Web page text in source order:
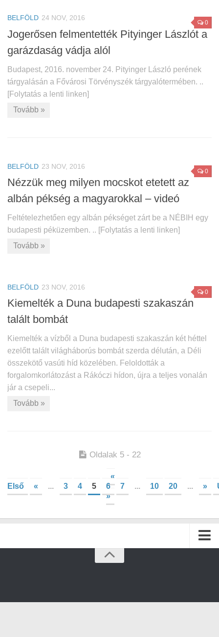
0
BELFÖLD 24 NOV, 2016
Jogerősen felmentették Pityinger Lászlót a
garázdaság vádja alól
Budapest, 2016. november 24. Pityinger László perének
tárgyalásán a Fővárosi Törvényszék tárgyalótermében. ..
[Folytatás a lenti linken]
Tovább »
0
BELFÖLD 23 NOV, 2016
Nézzük meg milyen mocskot etetett az
albán pékség a magyarokkal – videó
Feltételezhetően egy albán pékséget zárt be a NÉBIH egy
budapesti péküzemben. .. [Folytatás a lenti linken]
Tovább »
0
BELFÖLD 23 NOV, 2016
Kiemelték a Duna budapesti szakaszán
talált bombát
Kiemelték a vízből a Duna budapesti szakaszán két héttel
ezelőtt talált világháborús bombát szerda délután, a Déli
összekötő vasúti híd közelében. Feloldották a
forgalomkorlátozást a Rákóczi hídon, újra a teljes vonalán
jár a csepeli...
Tovább »
Oldalak 5 - 22
«
Első
« ... 3 4 5 6 7 ... 10 20 ... »
»